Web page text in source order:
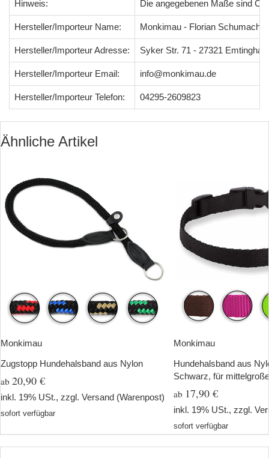
Hinweis: Die angegebenen Maße sind
Hersteller/Importeur Name: Monkimau - Florian Schumacher
Hersteller/Importeur Adresse: Syker Str. 71 - 27321
Hersteller/Importeur Email: info@monkimau.de
Hersteller/Importeur Telefon: 04295-2609823
Ähnliche Artikel
Monkimau
Zugstopp Hundehalsband aus Nylon
ab 20,90 €
inkl. 19% USt., zzgl. Versand (Warenpost)
sofort verfügbar
Monkimau
Hundehalsband aus
Schwarz, für
ab 17,90 €
inkl. 19% USt., zzgl.
sofort verfügbar